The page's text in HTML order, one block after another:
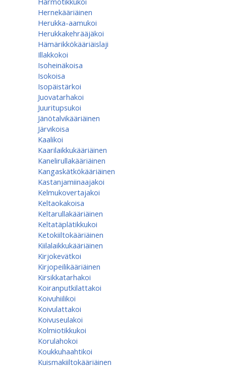
Hernekääriäinen
Herukka-aamukoi
Herukkakehrääjäkoi
Hämärikkökääriäislaji
Illakkokoi
Isoheinäkoisa
Isokoisa
Isopäistärkoi
Juovatarhakoi
Juuritupsukoi
Jänötalvikääriäinen
Järvikoisa
Kaalikoi
Kaarilaikkukääriäinen
Kanelirullakääriäinen
Kangaskätkökääriäinen
Kastanjamiinaajakoi
Kelmukovertajakoi
Keltaokakoisa
Keltarullakääriäinen
Keltatäplätikkukoi
Ketokiiltokääriäinen
Kiilalaikkukääriäinen
Kirjokevätkoi
Kirjopeilikääriäinen
Kirsikkatarhakoi
Koiranputkilattakoi
Koivuhiilikoi
Koivulattakoi
Koivuseulakoi
Kolmiotikkukoi
Korulahokoi
Koukkuhaahtikoi
Kuismakiiltokääriäinen